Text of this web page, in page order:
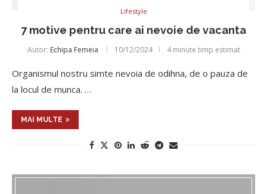
Lifestyle
7 motive pentru care ai nevoie de vacanta
Autor: Echipa Femeia 10/12/2024 4 minute timp estimat
Organismul nostru simte nevoia de odihna, de o pauza de
la locul de munca. …
MAI MULTE